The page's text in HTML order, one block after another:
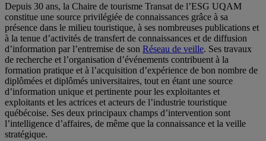
Depuis 30 ans, la Chaire de tourisme Transat de l’ESG UQAM
constitue une source privilégiée de connaissances grâce à sa
présence dans le milieu touristique, à ses nombreuses publications et
à la tenue d’activités de transfert de connaissances et de diffusion
d’information par l’entremise de son Réseau de veille. Ses travaux
de recherche et l’organisation d’événements contribuent à la
formation pratique et à l’acquisition d’expérience de bon nombre de
diplômées et diplômés universitaires, tout en étant une source
d’information unique et pertinente pour les exploitantes et
exploitants et les actrices et acteurs de l’industrie touristique
québécoise. Ses deux principaux champs d’intervention sont
l’intelligence d’affaires, de même que la connaissance et la veille
stratégique.